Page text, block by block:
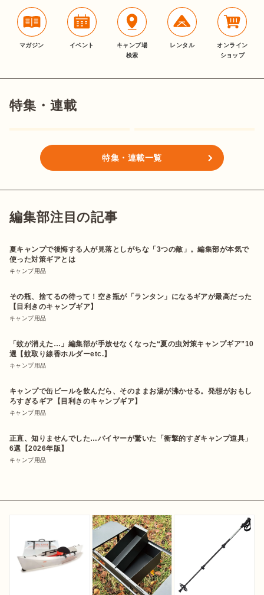
マガジン イベント
キャンプ場
検索
レンタル
オンライン
ショップ
特集・連載
特集・連載一覧
編集部注目の記事
夏キャンプで後悔する人が見落としがちな「3つの敵」。編集部が本気で
使った対策ギアとは
キャンプ用品
その瓶、捨てるの待って！空き瓶が「ランタン」になるギアが最高だった
【目利きのキャンプギア】
キャンプ用品
「蚊が消えた…」編集部が手放せなくなった“夏の虫対策キャンプギア”10
選【蚊取り線香ホルダーetc.】
キャンプ用品
キャンプで缶ビールを飲んだら、そのままお湯が沸かせる。発想がおもし
ろすぎるギア【目利きのキャンプギア】
キャンプ用品
正直、知りませんでした…バイヤーが驚いた「衝撃的すぎキャンプ道具」
6選【2026年版】
キャンプ用品